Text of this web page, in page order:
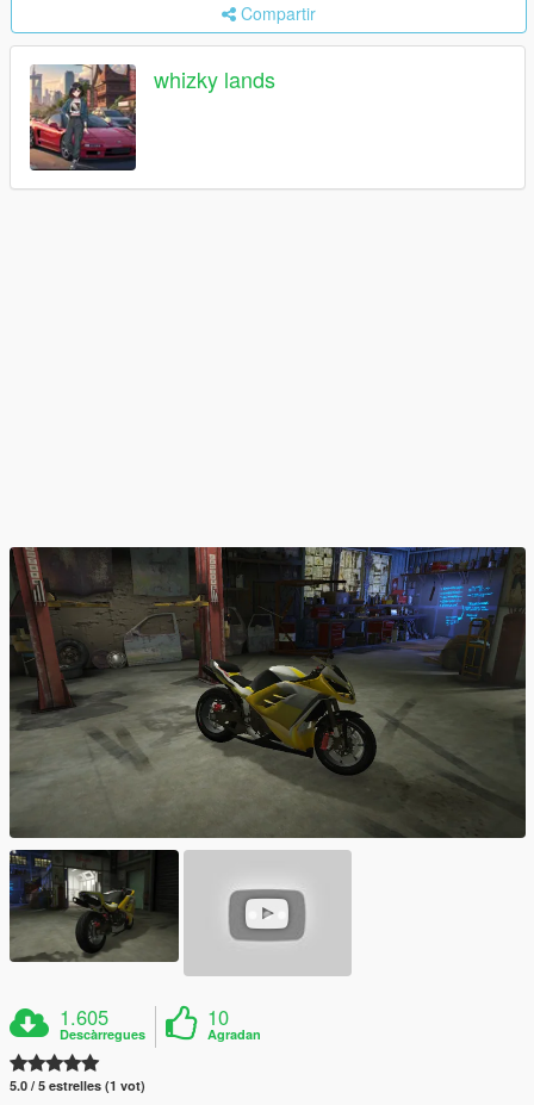
Compartir
whizky lands
1.605
Descàrregues
10
Agradan
5.0 / 5 estrelles (1 vot)